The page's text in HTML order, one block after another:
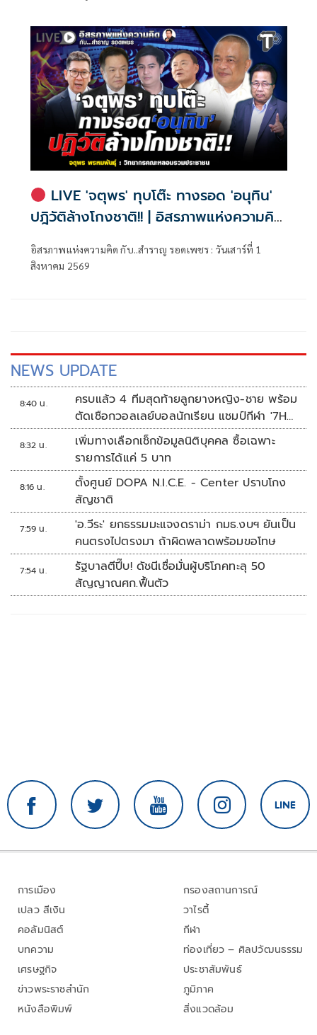
LIVE 'จตุพร' ทุบโต๊ะ ทางรอด 'อนุทิน'
ปฎิวัติล้างโกงชาติ!! | อิสรภาพแห่งความคิด
อิสรภาพแห่งความคิด กับ..สำราญ รอดเพชร : วันเสาร์ที่ 1
สิงหาคม 2569
NEWS UPDATE
8:40 น.
ครบแล้ว 4 ทีมสุดท้ายลูกยางหญิง-ชาย พร้อม
ตัดเชือกวอลเลย์บอลนักเรียน แชมป์กีฬา '7HD
2026'
8:32 น.
เพิ่มทางเลือกเช็กข้อมูลนิติบุคคล ซื้อเฉพาะ
รายการได้แค่ 5 บาท
8:16 น.
ตั้งศูนย์ DOPA N.I.C.E. - Center ปราบโกง
สัญชาติ
7:59 น.
'อ.วีระ' ยกธรรมมะแจงดราม่า กมธ.งบฯ ยันเป็น
คนตรงไปตรงมา ถ้าผิดพลาดพร้อมขอโทษ
7:54 น.
รัฐบาลตีปี๊บ! ดัชนีเชื่อมั่นผู้บริโภคทะลุ 50
สัญญาณศก.ฟื้นตัว
การเมือง
เปลว สีเงิน
คอลัมนิสต์
บทความ
เศรษฐกิจ
ข่าวพระราชสำนัก
หนังสือพิมพ์
กรองสถานการณ์
วาไรตี้
กีฬา
ท่องเที่ยว – ศิลปวัฒนธรรม
ประชาสัมพันธ์
ภูมิภาค
สิ่งแวดล้อม